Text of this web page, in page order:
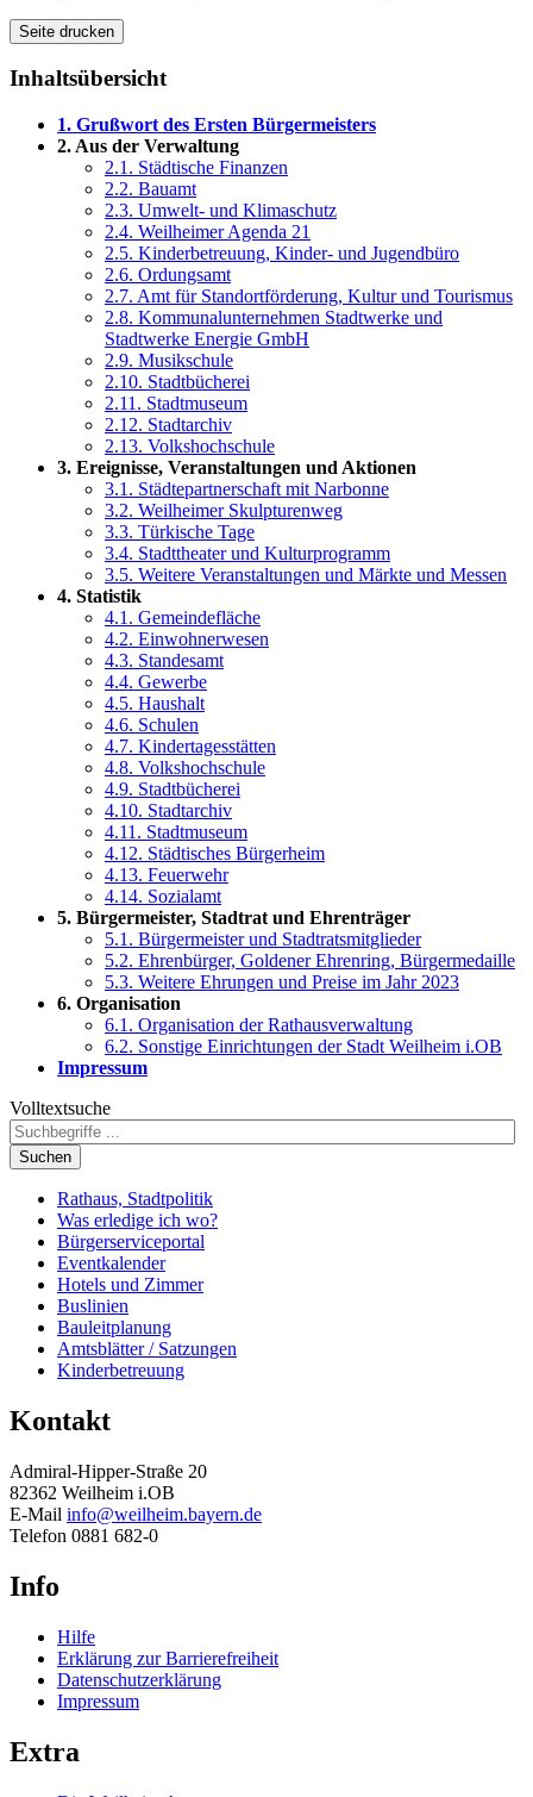
Seite drucken
Inhaltsübersicht
1. Grußwort des Ersten Bürgermeisters
2. Aus der Verwaltung
2.1. Städtische Finanzen
2.2. Bauamt
2.3. Umwelt- und Klimaschutz
2.4. Weilheimer Agenda 21
2.5. Kinderbetreuung, Kinder- und Jugendbüro
2.6. Ordungsamt
2.7. Amt für Standortförderung, Kultur und Tourismus
2.8. Kommunalunternehmen Stadtwerke und
Stadtwerke Energie GmbH
2.9. Musikschule
2.10. Stadtbücherei
2.11. Stadtmuseum
2.12. Stadtarchiv
2.13. Volkshochschule
3. Ereignisse, Veranstaltungen und Aktionen
3.1. Städtepartnerschaft mit Narbonne
3.2. Weilheimer Skulpturenweg
3.3. Türkische Tage
3.4. Stadttheater und Kulturprogramm
3.5. Weitere Veranstaltungen und Märkte und Messen
4. Statistik
4.1. Gemeindefläche
4.2. Einwohnerwesen
4.3. Standesamt
4.4. Gewerbe
4.5. Haushalt
4.6. Schulen
4.7. Kindertagesstätten
4.8. Volkshochschule
4.9. Stadtbücherei
4.10. Stadtarchiv
4.11. Stadtmuseum
4.12. Städtisches Bürgerheim
4.13. Feuerwehr
4.14. Sozialamt
5. Bürgermeister, Stadtrat und Ehrenträger
5.1. Bürgermeister und Stadtratsmitglieder
5.2. Ehrenbürger, Goldener Ehrenring, Bürgermedaille
5.3. Weitere Ehrungen und Preise im Jahr 2023
6. Organisation
6.1. Organisation der Rathausverwaltung
6.2. Sonstige Einrichtungen der Stadt Weilheim i.OB
Impressum
Volltextsuche
Suchen
Rathaus, Stadtpolitik
Was erledige ich wo?
Bürgerserviceportal
Eventkalender
Hotels und Zimmer
Buslinien
Bauleitplanung
Amtsblätter / Satzungen
Kinderbetreuung
Kontakt
Admiral-Hipper-Straße 20
82362 Weilheim i.OB
E-Mail info@weilheim.bayern.de
Telefon 0881 682-0
Info
Hilfe
Erklärung zur Barrierefreiheit
Datenschutzerklärung
Impressum
Extra